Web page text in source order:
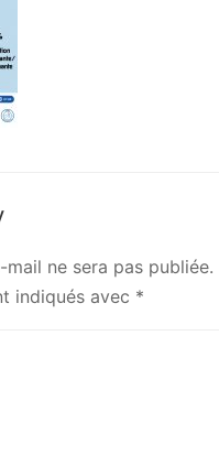
ne sera pas publiée.
indiqués avec *